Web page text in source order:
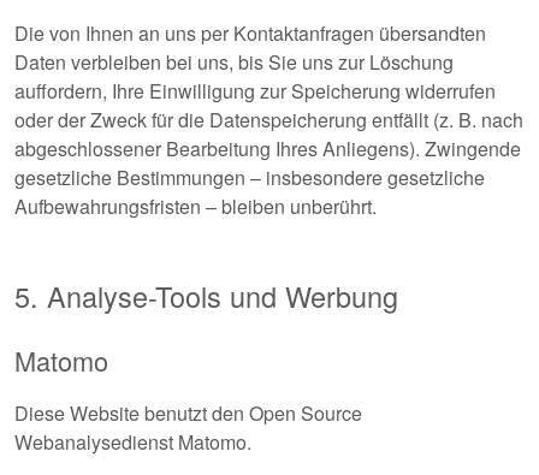
Die von Ihnen an uns per Kontaktanfragen übersandten
Daten verbleiben bei uns, bis Sie uns zur Löschung
auffordern, Ihre Einwilligung zur Speicherung widerrufen
oder der Zweck für die Datenspeicherung entfällt (z. B. nach
abgeschlossener Bearbeitung Ihres Anliegens). Zwingende
gesetzliche Bestimmungen – insbesondere gesetzliche
Aufbewahrungsfristen – bleiben unberührt.
5. Analyse-Tools und Werbung
Matomo
Diese Website benutzt den Open Source
Webanalysedienst Matomo.